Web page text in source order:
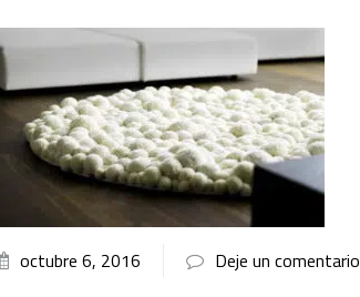
octubre 6, 2016 Deje un comentario